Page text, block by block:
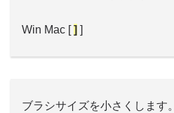
Win Mac [] ]
ブラシサイズを小さくします。